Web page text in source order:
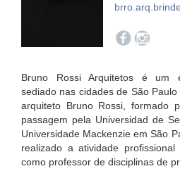
Bruno Rossi Arquitetos é um
sediado nas cidades de São
arquiteto Bruno Rossi, formado
passagem pela Universidad de
Universidade Mackenzie em São
realizado a atividade
como professor de disciplinas de